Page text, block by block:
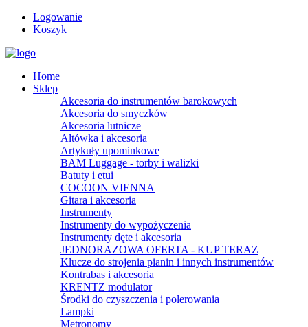
Logowanie
Koszyk
Home
Sklep
Akcesoria do instrumentów barokowych
Akcesoria do smyczków
Akcesoria lutnicze
Altówka i akcesoria
Artykuły upominkowe
BAM Luggage - torby i walizki
Batuty i etui
COCOON VIENNA
Gitara i akcesoria
Instrumenty
Instrumenty do wypożyczenia
Instrumenty dęte i akcesoria
JEDNORAZOWA OFERTA - KUP TERAZ
Klucze do strojenia pianin i innych instrumentów
Kontrabas i akcesoria
KRENTZ modulator
Środki do czyszczenia i polerowania
Lampki
Metronomy